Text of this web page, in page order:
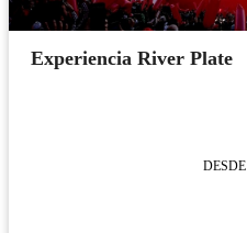
Experiencia River Plate
DESDE